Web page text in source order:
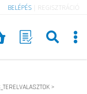
BELÉPÉS REGISZTRÁCIÓ
>